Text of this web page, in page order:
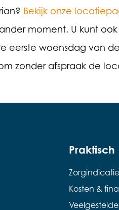
Bekijk onze
moment. U kunt
woensdag van
zonder afspraak de
Praktisch
Zorgindicatie
Kosten &